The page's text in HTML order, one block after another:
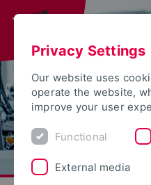
Privacy Settings
Our website uses
operate the website,
improve your user
Functional
External media